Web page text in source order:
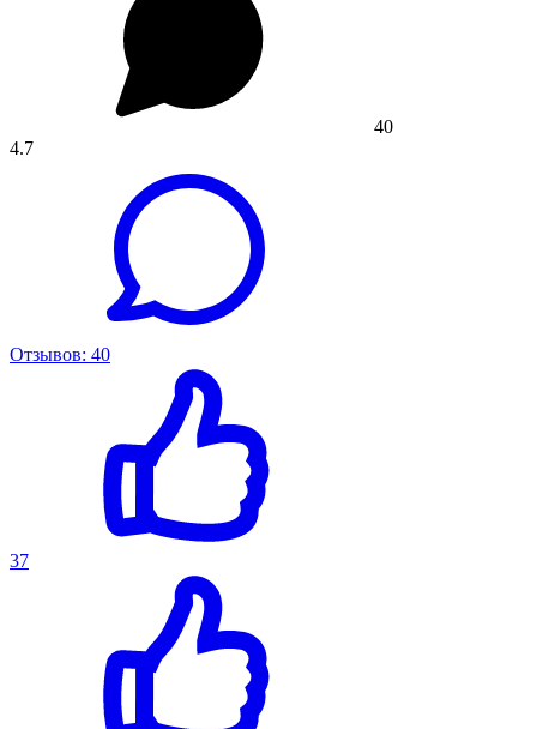
40
4.7
Отзывов: 40
37